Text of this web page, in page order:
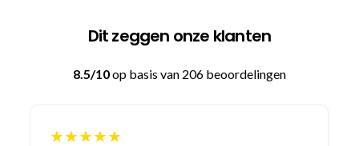
Dit zeggen onze klanten
8.5/10op basis van 206 beoordelingen
★★★★★